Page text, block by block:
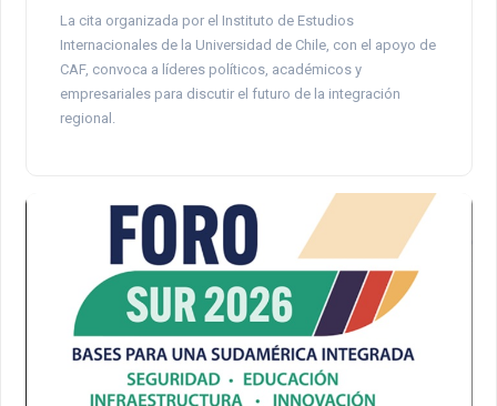
La cita organizada por el Instituto de Estudios
Internacionales de la Universidad de Chile, con el apoyo de
CAF, convoca a líderes políticos, académicos y
empresariales para discutir el futuro de la integración
regional.